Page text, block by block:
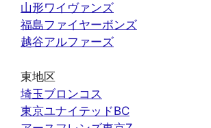
山形ワイヴァンズ
福島ファイヤーボンズ
越谷アルファーズ
東地区
埼玉ブロンコス
東京ユナイテッドBC